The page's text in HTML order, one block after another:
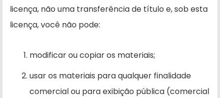
licença, não uma transferência de título e, sob esta
licença, você não pode:
modificar ou copiar os materiais;
usar os materiais para qualquer finalidade
comercial ou para exibição pública (comercial